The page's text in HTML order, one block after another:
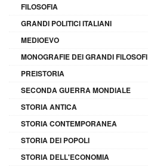
FILOSOFIA
GRANDI POLITICI ITALIANI
MEDIOEVO
MONOGRAFIE DEI GRANDI FILOSOFI
PREISTORIA
SECONDA GUERRA MONDIALE
STORIA ANTICA
STORIA CONTEMPORANEA
STORIA DEI POPOLI
STORIA DELL'ECONOMIA